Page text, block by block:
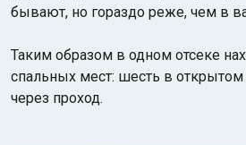
бывают, но гораздо реже, чем в
Таким образом в одном отсеке
спальных мест: шесть в
через проход.